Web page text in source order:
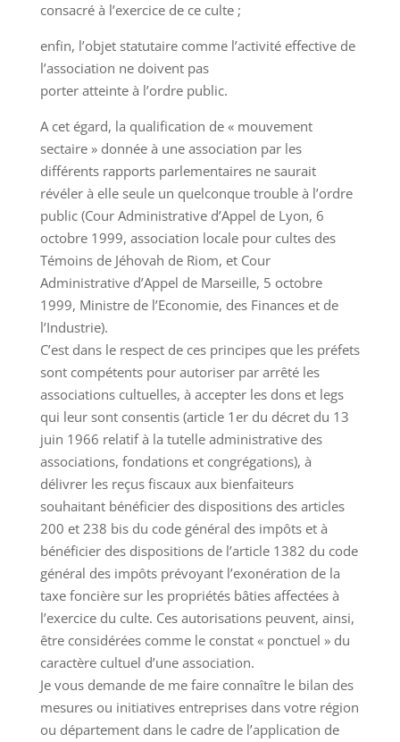
consacré à l’exercice de ce culte ;
enfin, l’objet statutaire comme l’activité effective de
l’association ne doivent pas
porter atteinte à l’ordre public.
A cet égard, la qualification de « mouvement
sectaire » donnée à une association par les
différents rapports parlementaires ne saurait
révéler à elle seule un quelconque trouble à l’ordre
public (Cour Administrative d’Appel de Lyon, 6
octobre 1999, association locale pour cultes des
Témoins de Jéhovah de Riom, et Cour
Administrative d’Appel de Marseille, 5 octobre
1999, Ministre de l’Economie, des Finances et de
l’Industrie).
C’est dans le respect de ces principes que les préfets
sont compétents pour autoriser par arrêté les
associations cultuelles, à accepter les dons et legs
qui leur sont consentis (article 1er du décret du 13
juin 1966 relatif à la tutelle administrative des
associations, fondations et congrégations), à
délivrer les reçus fiscaux aux bienfaiteurs
souhaitant bénéficier des dispositions des articles
200 et 238 bis du code général des impôts et à
bénéficier des dispositions de l’article 1382 du code
général des impôts prévoyant l’exonération de la
taxe foncière sur les propriétés bâties affectées à
l’exercice du culte. Ces autorisations peuvent, ainsi,
être considérées comme le constat « ponctuel » du
caractère cultuel d’une association.
Je vous demande de me faire connaître le bilan des
mesures ou initiatives entreprises dans votre région
ou département dans le cadre de l’application de